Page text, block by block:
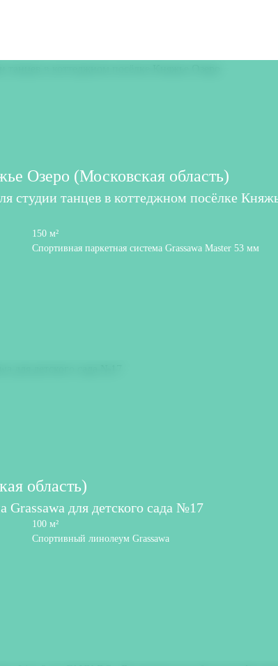
Озеро (Московская область)
студии танцев в коттеджном посёлке
150 м²
Спортивная паркетная система Grassawa Master 53 мм
область)
Grassawa для детского сада №17
100 м²
Спортивный линолеум Grassawa